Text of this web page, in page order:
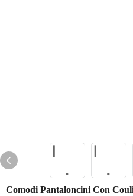
Comodi Pantaloncini Con